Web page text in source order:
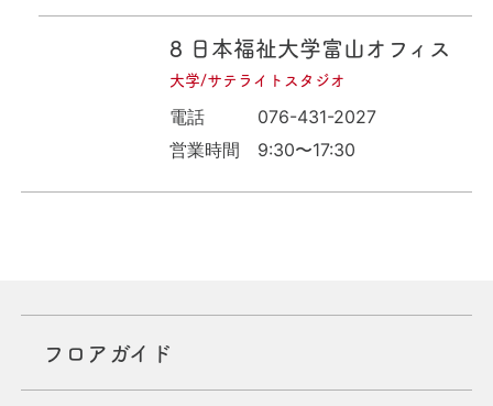
8 日本福祉大学富山オフィス
大学/サテライトスタジオ
電話
076-431-2027
営業時間
9:30〜17:30
フロアガイド